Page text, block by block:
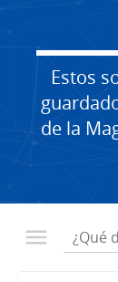
Estos
de la